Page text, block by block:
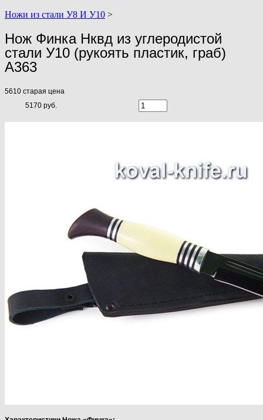
Ножи из стали У8 И У10 >
Нож Финка Нквд из углеродистой
стали У10 (рукоять пластик, граб)
A363
5610 старая цена
5170 руб.